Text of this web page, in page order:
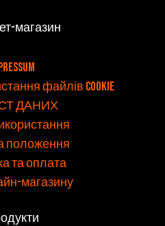
магазин
файлів cookie
ДАНИХ
положення
та оплата
магазину